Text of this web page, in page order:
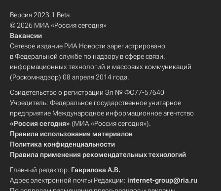
Версия 2023.1 Beta
© 2026 МИА «Россия сегодня»
Вакансии
Сетевое издание РИА Новости зарегистрировано
в Федеральной службе по надзору в сфере связи,
информационных технологий и массовых коммуникаций
(Роскомнадзор) 08 апреля 2014 года.
Свидетельство о регистрации Эл № ФС77-57640
Учредитель: Федеральное государственное унитарное
предприятие Международное информационное агентство
«Россия сегодня» (МИА «Россия сегодня»).
Правила использования материалов
Политика конфиденциальности
Правила применения рекомендательных технологий
Главный редактор: Гаврилова А.В.
Адрес электронной почты Редакции: internet-group@ria.ru